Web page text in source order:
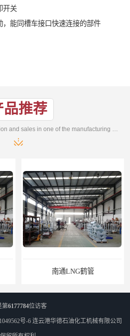
开关
，能同槽车接口快速连接的部件
品推荐
南通LNG鹤管
第6177784位访客
号-6 连云港华德石油化工机械有限公司